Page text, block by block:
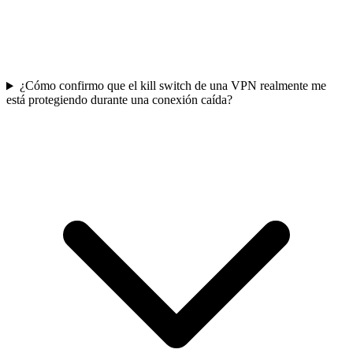
¿Cómo confirmo que el kill switch de una VPN realmente me
está protegiendo durante una conexión caída?